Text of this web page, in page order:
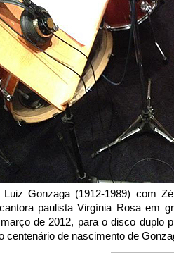
Gonzaga (1912-1989) com
paulista Virgínia Rosa em
de 2012, para o disco duplo
centenário de nascimento de